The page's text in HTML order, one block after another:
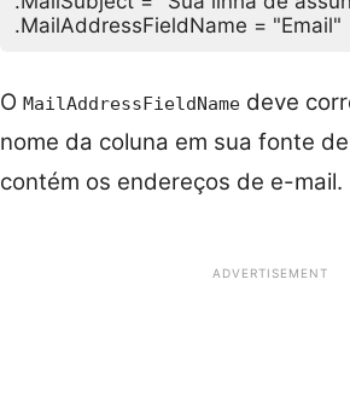
O MailAddressFieldName deve
nome da coluna em sua fonte
contém os endereços de e-mail.
ADVERTISEMENT